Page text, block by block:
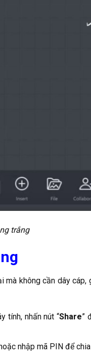
trắng
không cần dây
tính, nhấn nút “Share”
nhập mã PIN để